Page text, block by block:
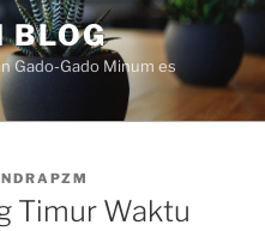
BLOG
Gado-Gado Minum es
Timur Waktu